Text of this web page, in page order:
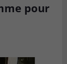
pour